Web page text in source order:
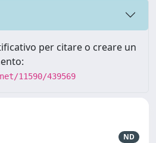
per citare o creare un
11590/439569
ND